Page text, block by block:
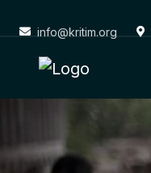
info@kritim.org